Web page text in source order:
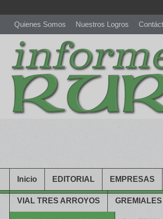
Quienes Somos Nuestros Logros
richardmillereplica is also available with
Inicio EDITORIAL EMPRESAS
VIAL TRES ARROYOS GREMIALES